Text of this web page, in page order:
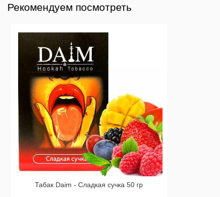
Рекомендуем посмотреть
Табак Daim - Сладкая сучка 50 гр